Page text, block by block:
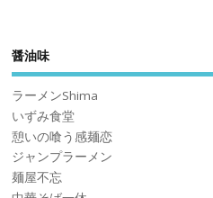
醤油味
ラーメンShima
いずみ食堂
憩いの喰う感麺恋
ジャンプラーメン
麺屋不忘